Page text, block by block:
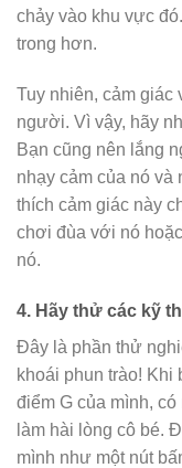
chảy vào khu vực
trong hơn.
Tuy nhiên, cảm giác
người. Vì vậy, hãy
Bạn cũng nên lắng
nhạy cảm của nó
thích cảm giác này
chơi đùa với nó
nó.
4. Hãy thử các kỹ
Đây là phần thử
khoái phun trào! Khi
điểm G của mình,
làm hài lòng cô bé.
mình như một nút